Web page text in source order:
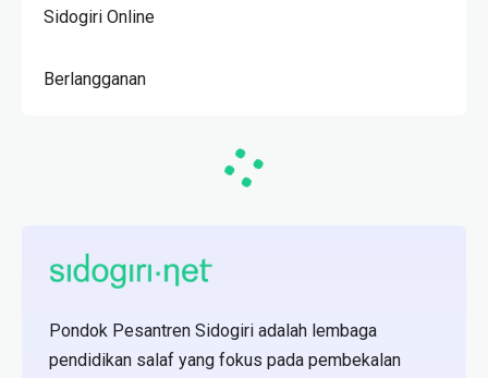
Sidogiri Online
Berlangganan
Pondok Pesantren Sidogiri adalah lembaga
pendidikan salaf yang fokus pada pembekalan